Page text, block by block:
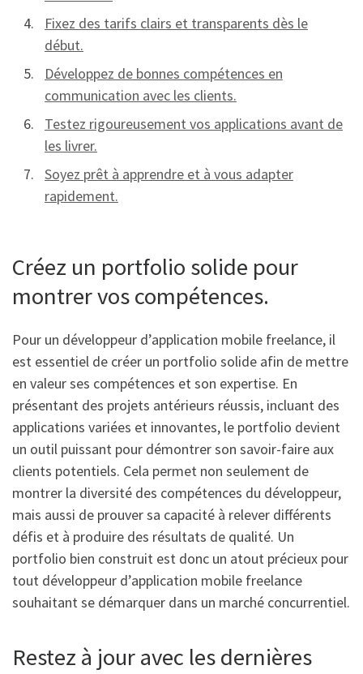
Fixez des tarifs clairs et transparents dès le
début.
Développez de bonnes compétences en
communication avec les clients.
Testez rigoureusement vos applications avant de
les livrer.
Soyez prêt à apprendre et à vous adapter
rapidement.
Créez un portfolio solide pour
montrer vos compétences.
Pour un développeur d’application mobile freelance, il
est essentiel de créer un portfolio solide afin de mettre
en valeur ses compétences et son expertise. En
présentant des projets antérieurs réussis, incluant des
applications variées et innovantes, le portfolio devient
un outil puissant pour démontrer son savoir-faire aux
clients potentiels. Cela permet non seulement de
montrer la diversité des compétences du développeur,
mais aussi de prouver sa capacité à relever différents
défis et à produire des résultats de qualité. Un
portfolio bien construit est donc un atout précieux pour
tout développeur d’application mobile freelance
souhaitant se démarquer dans un marché concurrentiel.
Restez à jour avec les dernières